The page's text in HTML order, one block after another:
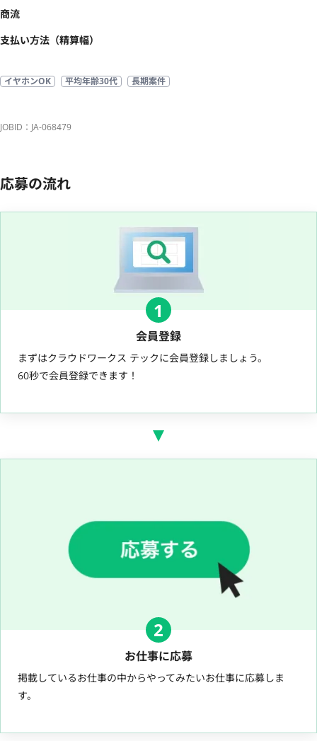
商流
支払い方法（精算幅）
イヤホンOK 平均年齢30代 長期案件
JOBID：JA-068479
応募の流れ
1
会員登録
まずはクラウドワークス テックに会員登録しましょう。
60秒で会員登録できます！
2
お仕事に応募
掲載しているお仕事の中からやってみたいお仕事に応募しま
す。